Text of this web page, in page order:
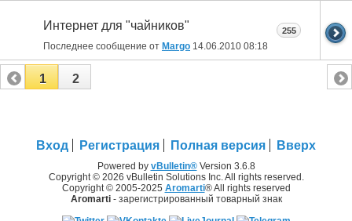
Интернет для "чайников"
Последнее сообщение от Margo 14.06.2010 08:18
255
1 2
Вход Регистрация Полная версия Вверх
Powered by vBulletin®Version 3.6.8
Copyright © 2026 vBulletin Solutions Inc. All rights reserved.
Copyright © 2005-2025 Aromarti® All rights reserved
Aromarti- зарегистрированный товарный знак